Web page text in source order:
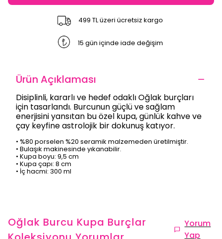
499 TL üzeri ücretsiz kargo
15 gün içinde iade değişim
Ürün Açıklaması
Disiplinli, kararlı ve hedef odaklı Oğlak burçları
için tasarlandı. Burcunun güçlü ve sağlam
enerjisini yansıtan bu özel kupa, günlük kahve ve
çay keyfine astrolojik bir dokunuş katıyor.
• %80 porselen %20 seramik malzemeden üretilmiştir.
• Bulaşık makinesinde yıkanabilir.
• Kupa boyu: 9,5 cm
• Kupa çapı: 8 cm
• İç hacmi: 300 ml
Oğlak Burcu Kupa Burçlar
Yorum
Yap